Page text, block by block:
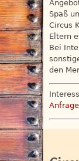
Spaß
Circus
Eltern
Bei
den
Anfrage